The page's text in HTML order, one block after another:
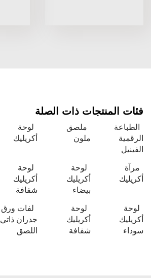
فئات المنتجات ذات الصلة
الطباعة
الرقمية
الفينيل
ملصق
ملون
لوحة
أكريليك
مرآة
أكريليك
لوحة
أكريليك
بيضاء
لوحة
أكريليك
شفافة
لوحة
أكريليك
سوداء
لوحة
أكريليك
شفافة
لفات ورق
جدران ذاتي
اللصق